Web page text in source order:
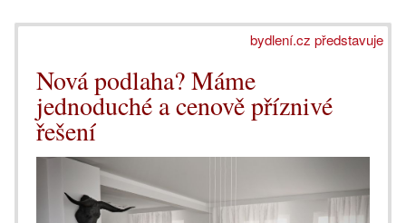
bydlení.cz představuje
Nová podlaha? Máme
jednoduché a cenově příznivé
řešení